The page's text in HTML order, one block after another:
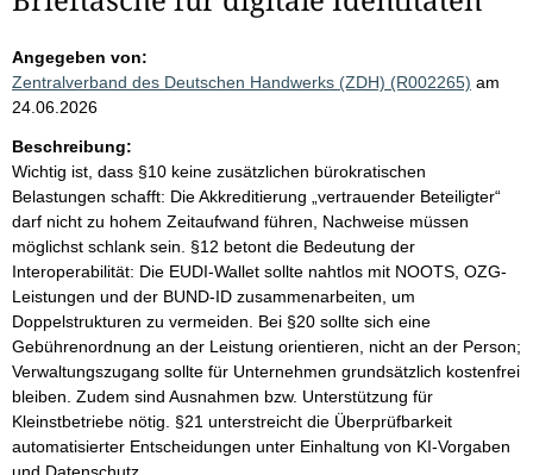
Angegeben von:
Zentralverband des Deutschen Handwerks (ZDH) (R002265) am
24.06.2026
Beschreibung:
Wichtig ist, dass §10 keine zusätzlichen bürokratischen
Belastungen schafft: Die Akkreditierung „vertrauender Beteiligter“
darf nicht zu hohem Zeitaufwand führen, Nachweise müssen
möglichst schlank sein. §12 betont die Bedeutung der
Interoperabilität: Die EUDI-Wallet sollte nahtlos mit NOOTS, OZG-
Leistungen und der BUND-ID zusammenarbeiten, um
Doppelstrukturen zu vermeiden. Bei §20 sollte sich eine
Gebührenordnung an der Leistung orientieren, nicht an der Person;
Verwaltungszugang sollte für Unternehmen grundsätzlich kostenfrei
bleiben. Zudem sind Ausnahmen bzw. Unterstützung für
Kleinstbetriebe nötig. §21 unterstreicht die Überprüfbarkeit
automatisierter Entscheidungen unter Einhaltung von KI-Vorgaben